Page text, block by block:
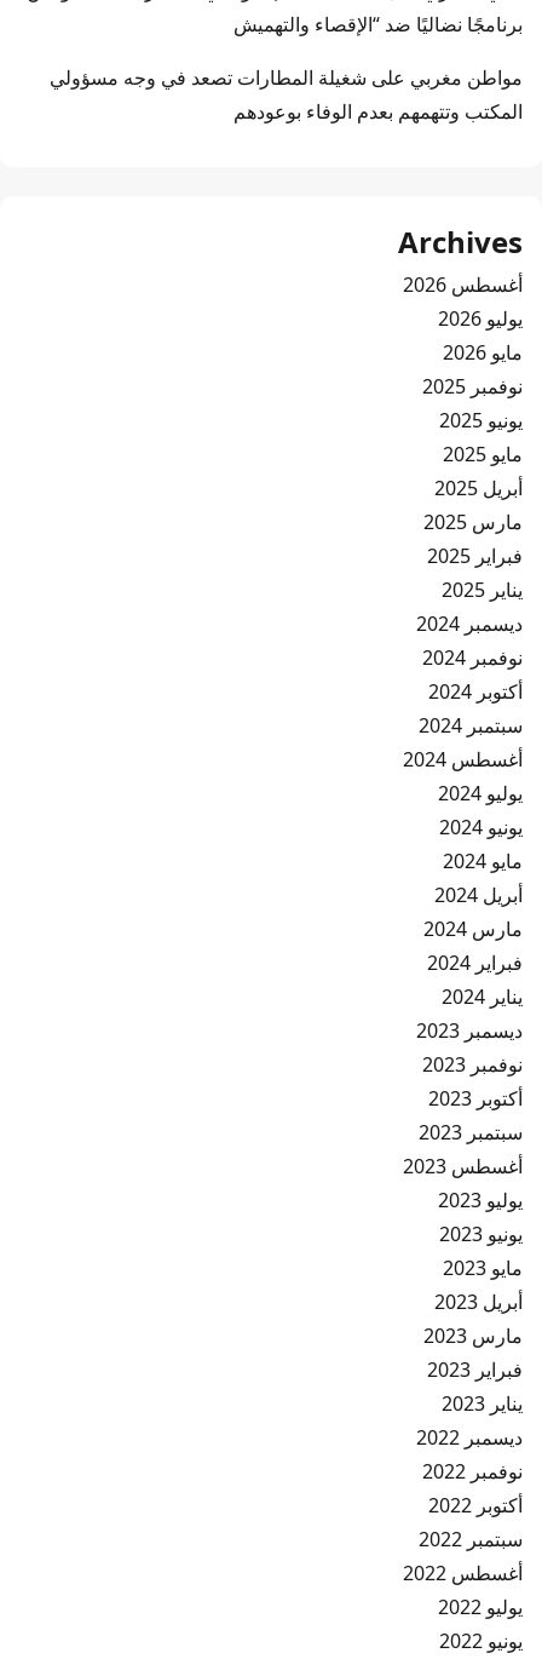
برنامجًا نضاليًا ضد “الإقصاء والتهميش
مواطن مغربي على شغيلة المطارات تصعد في وجه مسؤولي
المكتب وتتهمهم بعدم الوفاء بوعودهم
Archives
أغسطس 2026
يوليو 2026
مايو 2026
نوفمبر 2025
يونيو 2025
مايو 2025
أبريل 2025
مارس 2025
فبراير 2025
يناير 2025
ديسمبر 2024
نوفمبر 2024
أكتوبر 2024
سبتمبر 2024
أغسطس 2024
يوليو 2024
يونيو 2024
مايو 2024
أبريل 2024
مارس 2024
فبراير 2024
يناير 2024
ديسمبر 2023
نوفمبر 2023
أكتوبر 2023
سبتمبر 2023
أغسطس 2023
يوليو 2023
يونيو 2023
مايو 2023
أبريل 2023
مارس 2023
فبراير 2023
يناير 2023
ديسمبر 2022
نوفمبر 2022
أكتوبر 2022
سبتمبر 2022
أغسطس 2022
يوليو 2022
يونيو 2022